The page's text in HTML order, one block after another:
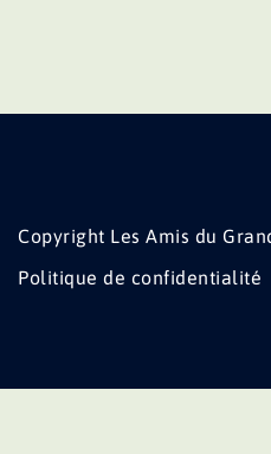
Copyright Les Amis du
Politique de confidentialité